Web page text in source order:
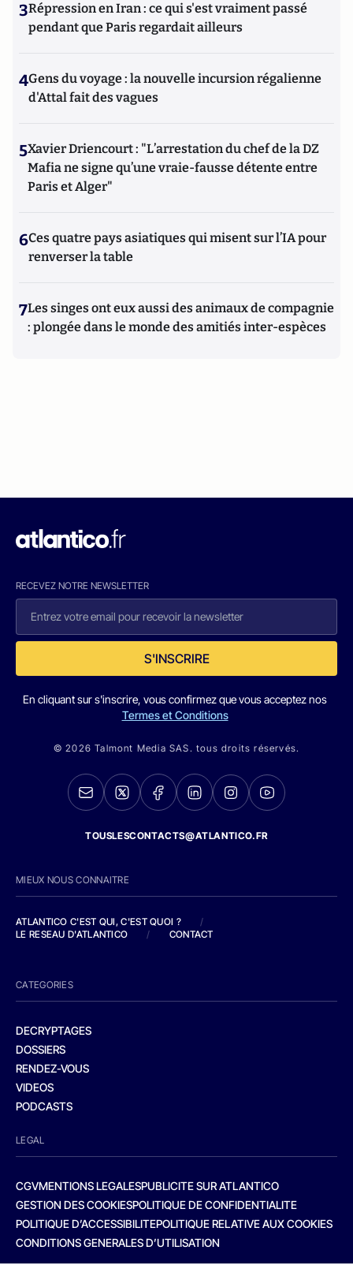
3Répression en Iran : ce qui s'est vraiment passé
pendant que Paris regardait ailleurs
4Gens du voyage : la nouvelle incursion régalienne
d'Attal fait des vagues
5Xavier Driencourt : "L’arrestation du chef de la DZ
Mafia ne signe qu’une vraie-fausse détente entre
Paris et Alger"
6Ces quatre pays asiatiques qui misent sur l’IA pour
renverser la table
7Les singes ont eux aussi des animaux de compagnie
: plongée dans le monde des amitiés inter-espèces
RECEVEZ NOTRE NEWSLETTER
S'INSCRIRE
En cliquant sur s'inscrire, vous confirmez que vous acceptez nos
Termes et Conditions
© 2026 Talmont Media SAS. tous droits réservés.
TOUSLESCONTACTS@ATLANTICO.FR
MIEUX NOUS CONNAITRE
ATLANTICO C'EST QUI, C'EST QUOI ?
/
LE RESEAU D'ATLANTICO
/ CONTACT
CATEGORIES
DECRYPTAGES
DOSSIERS
RENDEZ-VOUS
VIDEOS
PODCASTS
LEGAL
CGVMENTIONS LEGALESPUBLICITE SUR ATLANTICO
GESTION DES COOKIESPOLITIQUE DE CONFIDENTIALITE
POLITIQUE D’ACCESSIBILITEPOLITIQUE RELATIVE AUX COOKIES
CONDITIONS GENERALES D’UTILISATION